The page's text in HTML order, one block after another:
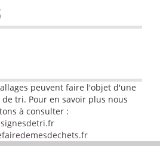
peuvent faire l'objet d'une
de tri. Pour en savoir plus nous
à consulter :